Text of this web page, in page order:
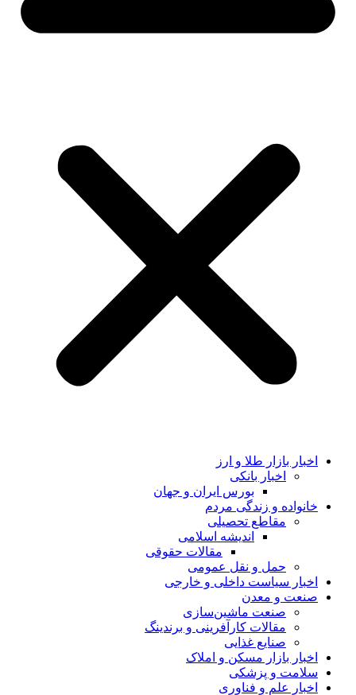
اخبار بازار طلا و ارز
اخبار بانکی
بورس ایران و جهان
خانواده و زندگی مردم
مقاطع تحصیلی
اندیشه اسلامی
مقالات حقوقی
حمل و نقل عمومی
اخبار سیاست داخلی و خارجی
صنعت و معدن
صنعت ماشین‌سازی
مقالات کارآفرینی و برندینگ
صنایع غذایی
اخبار بازار مسکن و املاک
سلامت و پزشکی
اخبار علم و فناوری